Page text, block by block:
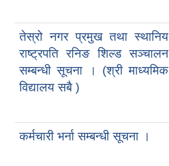
तेस्रो नगर प्रमुख तथा स्थानिय
राष्ट्रपति रनिङ शिल्ड सञ्चालन
सम्बन्धी सूचना । (श्री माध्यमिक
विद्यालय सबै )
कर्मचारी भर्ना सम्बन्धी सूचना ।